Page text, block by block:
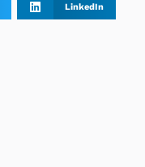
LinkedIn